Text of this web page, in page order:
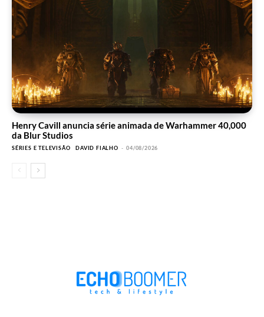
Henry Cavill anuncia série animada de Warhammer 40,000
da Blur Studios
SÉRIES E TELEVISÃO DAVID FIALHO - 04/08/2026